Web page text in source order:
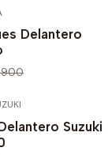
Delantero
Suzuki